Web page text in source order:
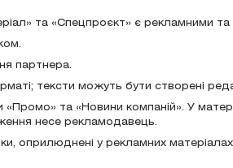
та «Спецпроєкт» є рекламними та
партнера.
тексти можуть бути створені
та «Новини компаній». У
несе рекламодавець.
оприлюднені у рекламних